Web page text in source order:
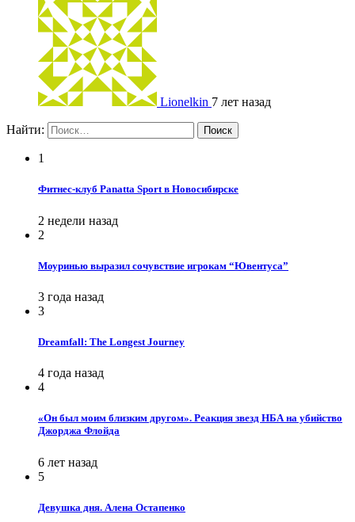
Lionelkin 7 лет назад
Найти:
1
Фитнес-клуб Panatta Sport в Новосибирске
2 недели назад
2
Моуринью выразил сочувствие игрокам “Ювентуса”
3 года назад
3
Dreamfall: The Longest Journey
4 года назад
4
«Он был моим близким другом». Реакция звезд НБА на убийство
Джорджа Флойда
6 лет назад
5
Девушка дня. Алена Остапенко